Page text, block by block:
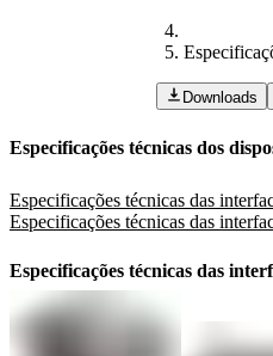
Downloads
Especificações técnicas dos
Especificações técnicas das
Especificações técnicas das
Especificações técnicas das